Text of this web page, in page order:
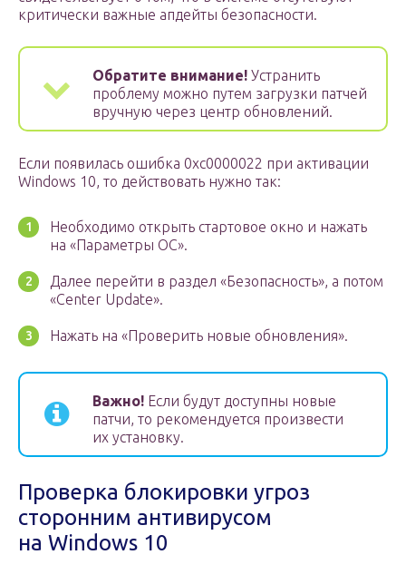
критически важные апдейты безопасности.
Обратите внимание! Устранить
проблему можно путем загрузки патчей
вручную через центр обновлений.
Если появилась ошибка 0xc0000022 при активации
Windows 10, то действовать нужно так:
Необходимо открыть стартовое окно и нажать
на «Параметры ОС».
Далее перейти в раздел «Безопасность», а потом
«Center Update».
Нажать на «Проверить новые обновления».
Важно! Если будут доступны новые
патчи, то рекомендуется произвести
их установку.
Проверка блокировки угроз
сторонним антивирусом
на Windows 10